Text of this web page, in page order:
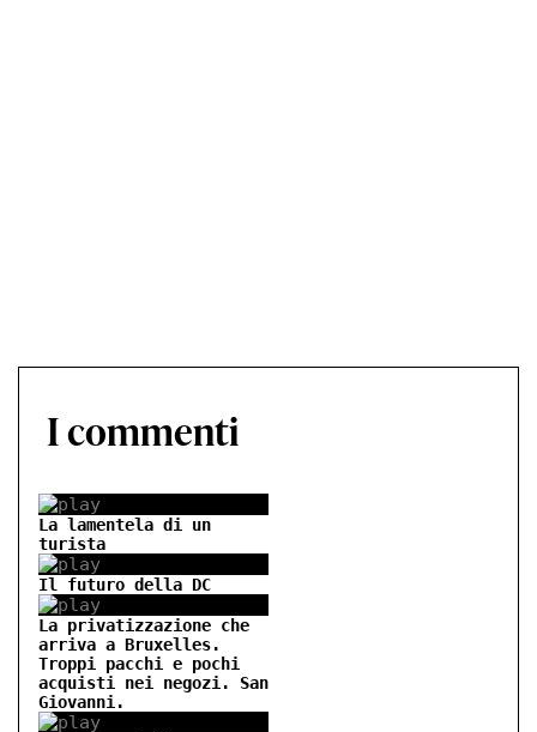
La lamentela di un
turista
Il futuro della DC
La privatizzazione che
arriva a Bruxelles.
Troppi pacchi e pochi
acquisti nei negozi. San
Giovanni.